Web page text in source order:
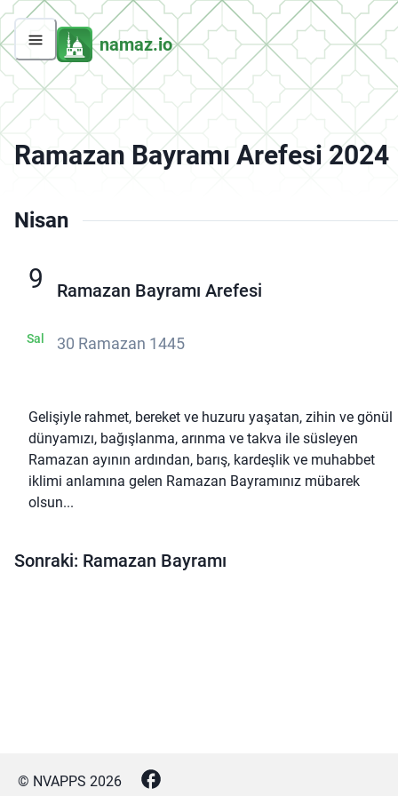
namaz.io
Ramazan Bayramı Arefesi 2024
Nisan
9
Sal
Ramazan Bayramı Arefesi
30 Ramazan 1445
Gelişiyle rahmet, bereket ve huzuru yaşatan, zihin ve gönül
dünyamızı, bağışlanma, arınma ve takva ile süsleyen
Ramazan ayının ardından, barış, kardeşlik ve muhabbet
iklimi anlamına gelen Ramazan Bayramınız mübarek
olsun...
Sonraki: Ramazan Bayramı
© NVAPPS 2026